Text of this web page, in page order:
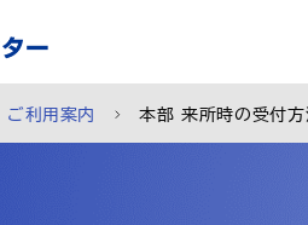
ご利用案内 本部 来所時の受付方